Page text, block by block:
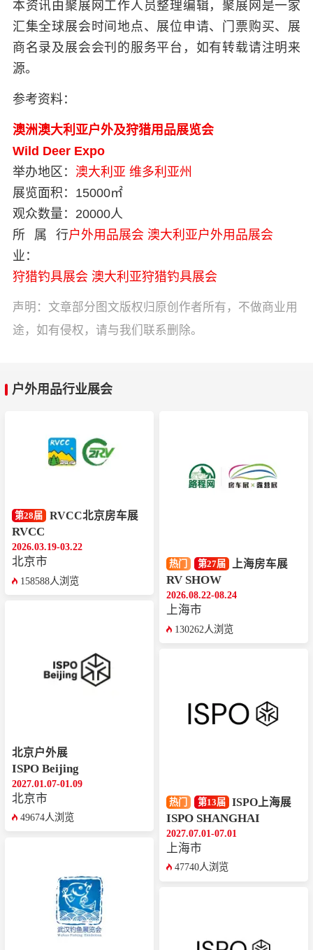
本资讯由聚展网工作人员整理编辑，聚展网是一家
汇集全球展会时间地点、展位申请、门票购买、展
商名录及展会会刊的服务平台，如有转载请注明来
源。
参考资料：
澳洲澳大利亚户外及狩猎用品展览会
Wild Deer Expo
举办地区： 澳大利亚 维多利亚州
展览面积： 15000㎡
观众数量： 20000人
所属行
业：
户外用品展会 澳大利亚户外用品展会
狩猎钓具展会 澳大利亚狩猎钓具展会
声明：文章部分图文版权归原创作者所有，不做商业用
途，如有侵权，请与我们联系删除。
户外用品行业展会
第28届 RVCC北京房车展
RVCC
2026.03.19-03.22
北京市
158588人浏览
北京户外展
ISPO Beijing
2027.01.07-01.09
北京市
49674人浏览
热门 第27届 上海房车展
RV SHOW
2026.08.22-08.24
上海市
130262人浏览
热门 第13届 ISPO上海展
ISPO SHANGHAI
2027.07.01-07.01
上海市
47740人浏览